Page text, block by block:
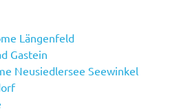
Längenfeld
Gastein
Neusiedlersee Seewinkel